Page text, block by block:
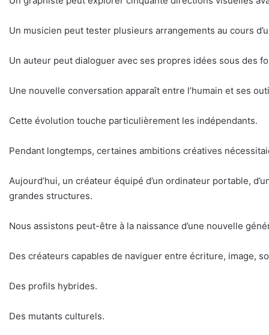
Un musicien peut tester plusieurs arrangements au cours
Un auteur peut dialoguer avec ses propres idées sous des
Une nouvelle conversation apparaît entre l’humain et ses
Cette évolution touche particulièrement les indépendants.
Pendant longtemps, certaines ambitions créatives
Aujourd’hui, un créateur équipé d’un ordinateur portable,
grandes structures.
Nous assistons peut-être à la naissance d’une nouvelle
Des créateurs capables de naviguer entre écriture, image,
Des profils hybrides.
Des mutants culturels.